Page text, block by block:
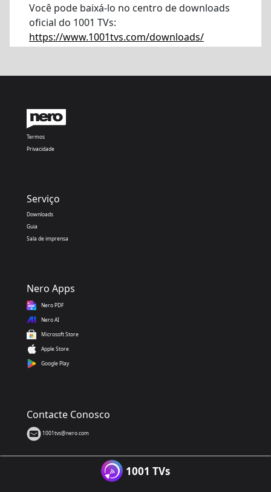
Você pode baixá-lo no centro de downloads
oficial do 1001 TVs:
https://www.1001tvs.com/downloads/
Termos
Privacidade
Serviço
Downloads
Guia
Sala de imprensa
Nero Apps
Nero PDF
Nero AI
Microsoft Store
Apple Store
Google Play
Contacte Conosco
1001tvs@nero.com
1001 TVs